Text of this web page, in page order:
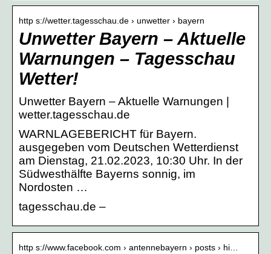
http s://wetter.tagesschau.de › unwetter › bayern
Unwetter Bayern – Aktuelle
Warnungen – Tagesschau
Wetter!
Unwetter Bayern – Aktuelle Warnungen |
wetter.tagesschau.de
WARNLAGEBERICHT für Bayern.
ausgegeben vom Deutschen Wetterdienst
am Dienstag, 21.02.2023, 10:30 Uhr. In der
Südwesthälfte Bayerns sonnig, im
Nordosten …
tagesschau.de –
http s://www.facebook.com › antennebayern › posts › hi…